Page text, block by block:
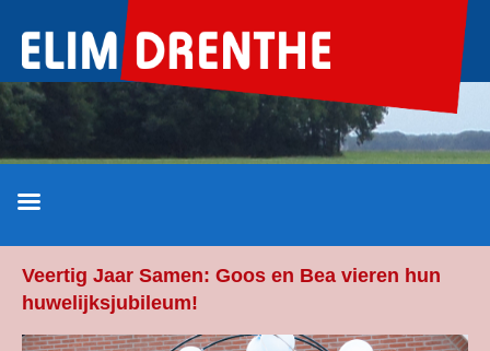
naar
inhoud
Veertig Jaar Samen: Goos en Bea vieren hun
huwelijksjubileum!